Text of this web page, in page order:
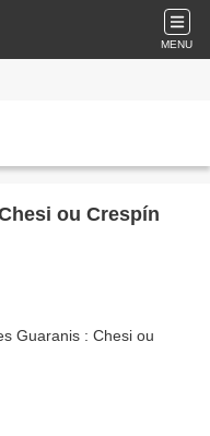
MENU
ou Crespín